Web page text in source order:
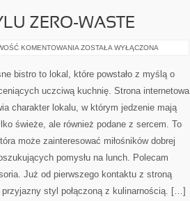
ZERO-WASTE
KOMENTOWANIA KUCHNIA
STYLU
ZERO-
ZOSTAŁA WYŁĄCZONA
bistro to lokal, które powstało z myślą o
uczciwą kuchnię. Strona internetowa
charakter lokalu, w którym jedzenie mają
świeże, ale również podane z sercem. To
może zainteresować miłośników dobrej
pomysłu na lunch. Polecam
Już od pierwszego kontaktu z stroną
styl połączoną z kulinarnością. […]